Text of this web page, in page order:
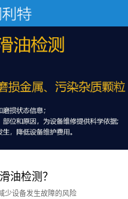
油检测？
少设备发生故障的风险